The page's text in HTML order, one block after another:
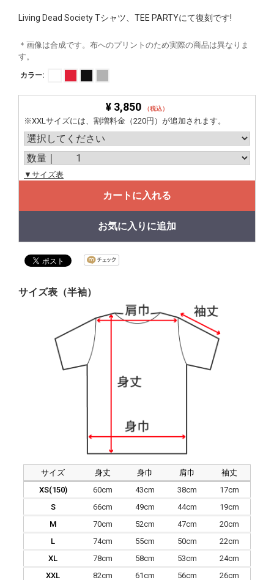
Living Dead Society Tシャツ、TEE PARTYにて復刻です!
＊画像は合成です。布へのプリントのため実際の商品は異なりま
す。
カラー:
¥ 3,850 （税込）
※XXLサイズには、割増料金（220円）が追加されます。
▼サイズ表
カートに入れる
お気に入りに追加
サイズ表（半袖）
サイズ 身丈 身巾 肩巾
袖丈
XS(150)
60cm 43cm 38cm
17cm
S
66cm 49cm 44cm
19cm
M
70cm 52cm 47cm
20cm
L
74cm 55cm 50cm
22cm
XL
78cm 58cm 53cm
24cm
XXL
82cm 61cm 56cm 26cm